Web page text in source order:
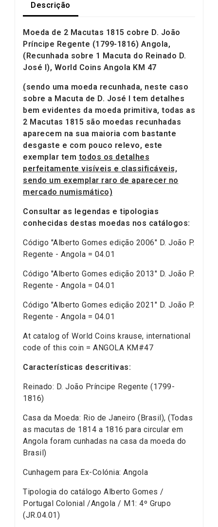
Descrição
Moeda de 2 Macutas 1815 cobre D. João
Príncipe Regente (1799-1816) Angola,
(Recunhada sobre 1 Macuta do Reinado D.
José I), World Coins Angola KM 47
(sendo uma moeda recunhada, neste caso
sobre a Macuta de D. José I tem detalhes
bem evidentes da moeda primitiva, todas as
2 Macutas 1815 são moedas recunhadas
aparecem na sua maioria com bastante
desgaste e com pouco relevo, este
exemplar tem todos os detalhes
perfeitamente visíveis e classificáveis,
sendo um exemplar raro de aparecer no
mercado numismático)
Consultar as legendas e tipologias
conhecidas destas moedas nos catálogos:
Código "Alberto Gomes edição 2006" D. João P.
Regente - Angola = 04.01
Código "Alberto Gomes edição 2013" D. João P.
Regente - Angola = 04.01
Código "Alberto Gomes edição 2021" D. João P.
Regente - Angola = 04.01
At catalog of World Coins krause, international
code of this coin = ANGOLA KM#47
Características descritivas:
Reinado: D. João Príncipe Regente (1799-
1816)
Casa da Moeda: Rio de Janeiro (Brasil), (Todas
as macutas de 1814 a 1816 para circular em
Angola foram cunhadas na casa da moeda do
Brasil)
Cunhagem para Ex-Colónia: Angola
Tipologia do catálogo Alberto Gomes /
Portugal Colonial /Angola / M1: 4º Grupo
(JR.04.01)